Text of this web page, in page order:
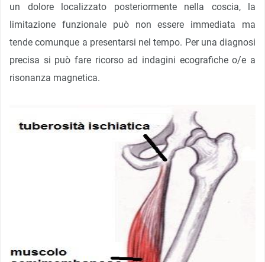
un dolore localizzato posteriormente nella coscia, la
limitazione funzionale può non essere immediata ma
tende comunque a presentarsi nel tempo. Per una diagnosi
precisa si può fare ricorso ad indagini ecografiche o/e a
risonanza magnetica.